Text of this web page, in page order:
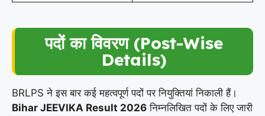
पदों का विवरण (Post-Wise
Details)
BRLPS ने इस बार कई महत्वपूर्ण पदों पर नियुक्तियां निकाली हैं।
Bihar JEEVIKA Result 2026 निम्नलिखित पदों के लिए जारी